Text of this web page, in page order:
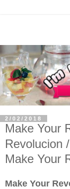
2/02/2018
Make Your
Revolucion
Make Your
Make Your